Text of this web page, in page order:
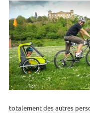
totalement des autres